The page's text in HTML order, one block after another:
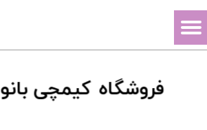
فروشگاه کیمچی بانو
حساب کاربری من
سفارشات